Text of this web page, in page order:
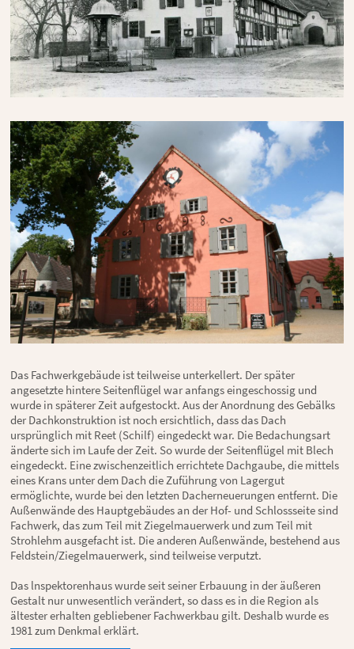
Das Fachwerkgebäude ist teilweise unterkellert. Der später
angesetzte hintere Seitenflügel war anfangs eingeschossig und
wurde in späterer Zeit aufgestockt. Aus der Anordnung des Gebälks
der Dachkonstruktion ist noch ersichtlich, dass das Dach
ursprünglich mit Reet (Schilf) eingedeckt war. Die Bedachungsart
änderte sich im Laufe der Zeit. So wurde der Seitenflügel mit Blech
eingedeckt. Eine zwischenzeitlich errichtete Dachgaube, die mittels
eines Krans unter dem Dach die Zuführung von Lagergut
ermöglichte, wurde bei den letzten Dacherneuerungen entfernt. Die
Außenwände des Hauptgebäudes an der Hof- und Schlossseite sind
Fachwerk, das zum Teil mit Ziegelmauerwerk und zum Teil mit
Strohlehm ausgefacht ist. Die anderen Außenwände, bestehend aus
Feldstein/Ziegelmauerwerk, sind teilweise verputzt.
Das lnspektorenhaus wurde seit seiner Erbauung in der äußeren
Gestalt nur unwesentlich verändert, so dass es in die Region als
ältester erhalten gebliebener Fachwerkbau gilt. Deshalb wurde es
1981 zum Denkmal erklärt.